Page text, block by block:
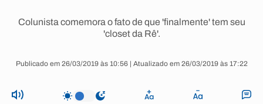
Colunista comemora o fato de que 'finalmente' tem seu
'closet da Rê'.
Publicado em 26/03/2019 às 10:56 | Atualizado em 26/03/2019 às 17:22